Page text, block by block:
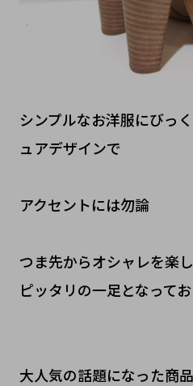
シンプルなお洋服にびっ
ュアデザインで
アクセントには勿論
つま先からオシャレを楽
ピッタリの一足となって
大人気の話題になった商